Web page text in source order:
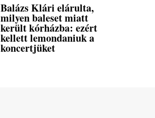
Balázs Klári elárulta,
milyen baleset miatt
került kórházba: ezért
kellett lemondaniuk a
koncertjüket